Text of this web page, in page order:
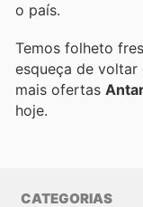
o país.
Temos folheto
esqueça de voltar
mais ofertas
hoje.
CATEGORIAS